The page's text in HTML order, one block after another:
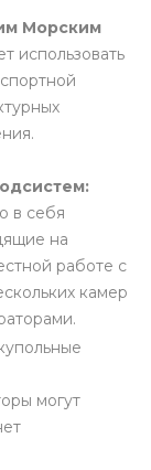
Морским
использовать
в себя
на
работе с
камер
могут